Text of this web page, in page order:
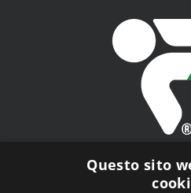
Questo sito